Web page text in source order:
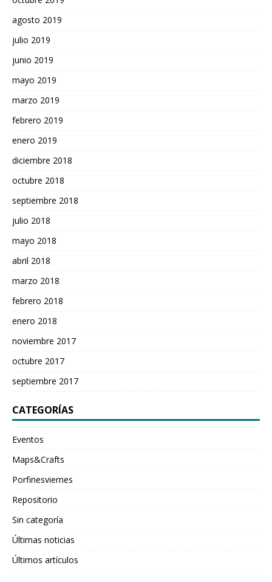
agosto 2019
julio 2019
junio 2019
mayo 2019
marzo 2019
febrero 2019
enero 2019
diciembre 2018
octubre 2018
septiembre 2018
julio 2018
mayo 2018
abril 2018
marzo 2018
febrero 2018
enero 2018
noviembre 2017
octubre 2017
septiembre 2017
CATEGORÍAS
Eventos
Maps&Crafts
Porfinesviernes
Repositorio
Sin categoría
Últimas noticias
Últimos artículos